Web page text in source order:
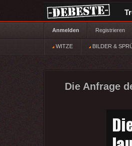
Anmelden Registrieren
WITZE BILDER &
Die Anfrage